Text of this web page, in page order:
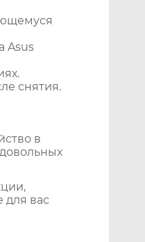
Asus
снятия.
в
для вас